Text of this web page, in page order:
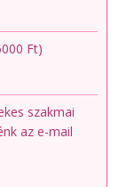
Ft)
szakmai
az e-mail